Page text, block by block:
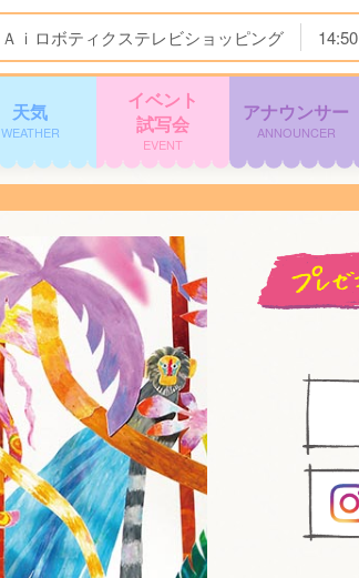
Ａｉロボティクステレビショッピング 14:50
天気
WEATHER
イベント
試写会
EVENT
アナウンサー
ANNOUNCER